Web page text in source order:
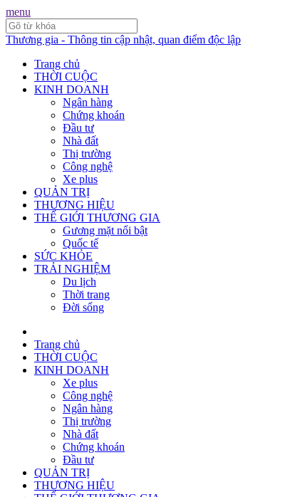
menu
Thương gia - Thông tin cập nhật, quan điểm độc lập
Trang chủ
THỜI CUỘC
KINH DOANH
Ngân hàng
Chứng khoán
Đầu tư
Nhà đất
Thị trường
Công nghệ
Xe plus
QUẢN TRỊ
THƯƠNG HIỆU
THẾ GIỚI THƯƠNG GIA
Gương mặt nổi bật
Quốc tế
SỨC KHỎE
TRẢI NGHIỆM
Du lịch
Thời trang
Đời sống
Trang chủ
THỜI CUỘC
KINH DOANH
Xe plus
Công nghệ
Ngân hàng
Thị trường
Nhà đất
Chứng khoán
Đầu tư
QUẢN TRỊ
THƯƠNG HIỆU